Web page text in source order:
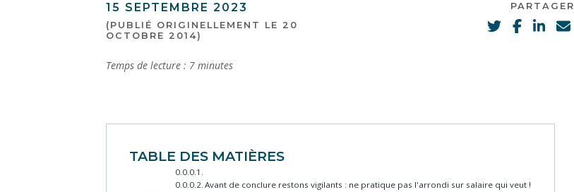
15 SEPTEMBRE 2023
(PUBLIÉ ORIGINELLEMENT LE 20
OCTOBRE 2014)
Temps de lecture : 7 minutes
PARTAGER
TABLE DES MATIÈRES
Avant de conclure restons vigilants : ne pratique pas l'arrondi sur salaire qui veut !